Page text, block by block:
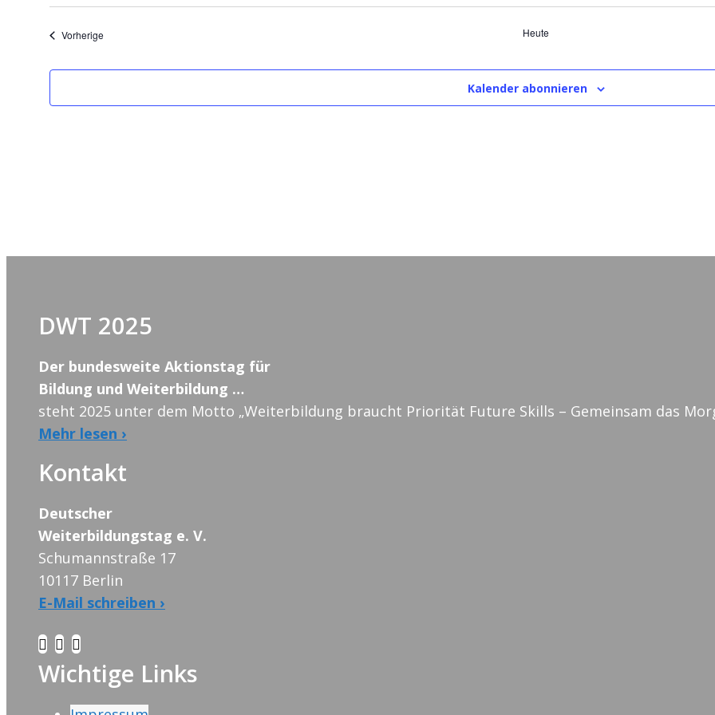
VorherigeVeranstaltungen Heute
Kalender abonnieren
DWT 2025
Der bundesweite Aktionstag für
Bildung und Weiterbildung …
steht 2025 unter dem Motto „Weiterbildung braucht Priorität Future Skills – Gemeinsam das
Mehr lesen ›
Kontakt
Deutscher
Weiterbildungstag e. V.
Schumannstraße 17
10117 Berlin
E-Mail schreiben ›
Wichtige Links